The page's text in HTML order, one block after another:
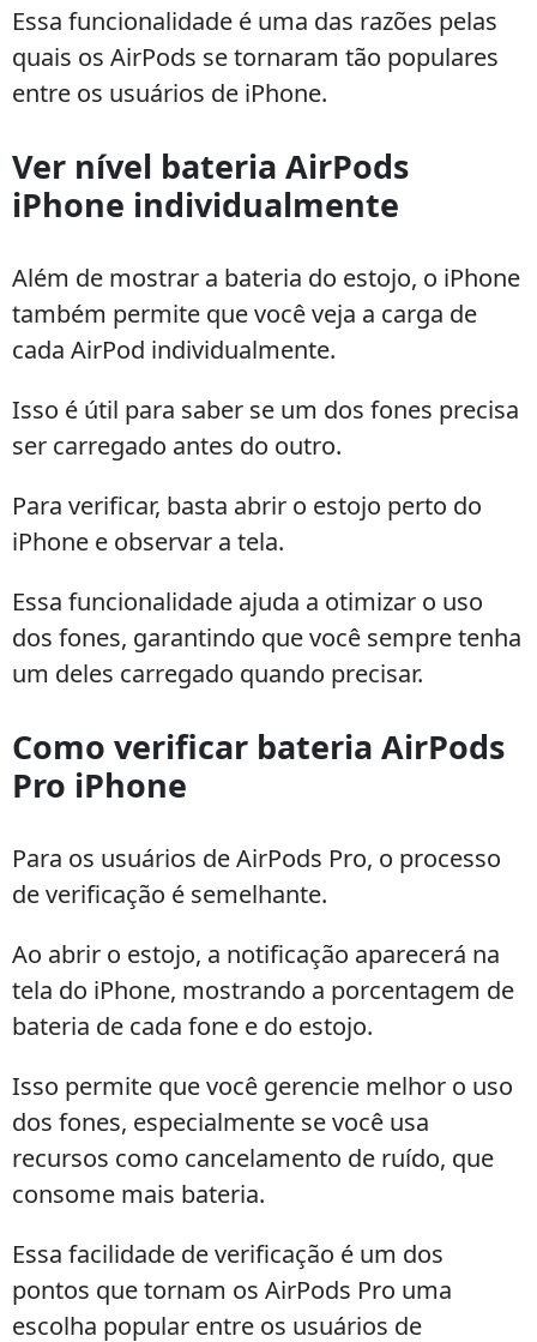
Essa funcionalidade é uma das razões pelas
quais os AirPods se tornaram tão populares
entre os usuários de iPhone.
Ver nível bateria AirPods
iPhone individualmente
Além de mostrar a bateria do estojo, o iPhone
também permite que você veja a carga de
cada AirPod individualmente.
Isso é útil para saber se um dos fones precisa
ser carregado antes do outro.
Para verificar, basta abrir o estojo perto do
iPhone e observar a tela.
Essa funcionalidade ajuda a otimizar o uso
dos fones, garantindo que você sempre tenha
um deles carregado quando precisar.
Como verificar bateria AirPods
Pro iPhone
Para os usuários de AirPods Pro, o processo
de verificação é semelhante.
Ao abrir o estojo, a notificação aparecerá na
tela do iPhone, mostrando a porcentagem de
bateria de cada fone e do estojo.
Isso permite que você gerencie melhor o uso
dos fones, especialmente se você usa
recursos como cancelamento de ruído, que
consome mais bateria.
Essa facilidade de verificação é um dos
pontos que tornam os AirPods Pro uma
escolha popular entre os usuários de